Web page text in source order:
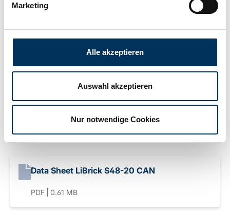
Marketing
Alle akzeptieren
Auswahl akzeptieren
Nur notwendige Cookies
Höhe: 210mm
Hersteller: LiBrick
Gewicht: 8,4kg
Downloads
Data Sheet LiBrick S48-20 CAN
PDF 0.61 MB